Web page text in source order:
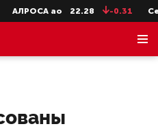
АЛРОСА ао 22.28 -0.31